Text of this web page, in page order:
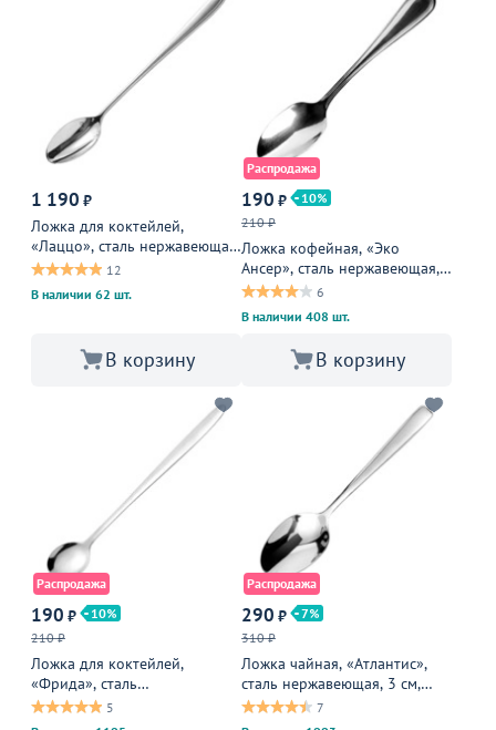
1 190 ₽
Ложка для коктейлей,
«Лаццо», сталь нержавеющая,
27 мм, металлическая
12
В наличии 62 шт.
В корзину
Распродажа
190 ₽
10
210 ₽
Ложка кофейная, «Эко
Ансер», сталь нержавеющая,
2 мм, металлическая
6
В наличии 408 шт.
В корзину
Распродажа
190 ₽
10
210 ₽
Ложка для коктейлей,
«Фрида», сталь
нержавеющая, 1 см,
металлическая
5
Распродажа
290 ₽
7
310 ₽
Ложка чайная, «Атлантис»,
сталь нержавеющая, 3 см,
металлическая
7